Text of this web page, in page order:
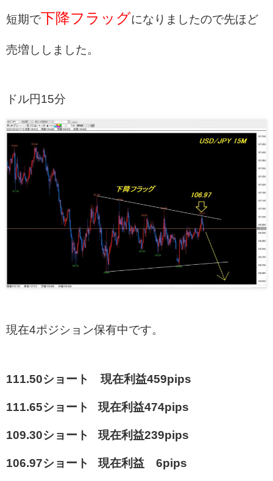
短期で下降フラッグになりましたので先ほど
売増ししました。
ドル円15分
現在4ポジション保有中です。
111.50ショート 現在利益459pips
111.65ショート 現在利益474pips
109.30ショート 現在利益239pips
106.97ショート 現在利益 6pips